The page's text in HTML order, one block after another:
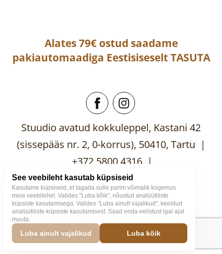
Alates 79€ ostud saadame
pakiautomaadiga EestisiseseltTASUTA
Stuudio avatud kokkuleppel, Kastani 42
(sissepääs nr. 2, 0-korrus), 50410, Tartu |
+372 5800 4316 |
mooblistuudio@gmail.com
VäikeMööblistuudio2026
See veebileht kasutab küpsiseid
Kasutame küpsiseid, et tagada sulle parim võimalik kogemus
meie veebilehel. Valides "Luba kõik", nõustud analüütiliste
küpsiste kasutamisega. Valides "Luba ainult vajalikud", keeldud
analüütiliste küpsiste kasutamisest. Saad enda eelistust igal ajal
muuta.
Luba ainult vajalikud Luba kõik